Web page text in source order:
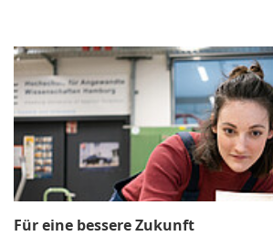
Für eine bessere Zukunft